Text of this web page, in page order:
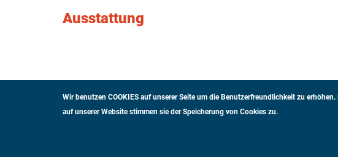
Ausstattung
Wir benutzen COOKIES auf unserer Seite um die Benutzerfreundlichkeit zu erhöhen.
auf unserer Website stimmen sie der Speicherung von Cookies zu.